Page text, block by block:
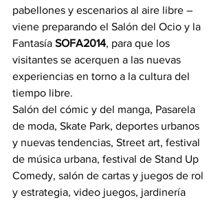
pabellones y escenarios al aire libre –
viene preparando el Salón del Ocio y la
Fantasía SOFA2014, para que los
visitantes se acerquen a las nuevas
experiencias en torno a la cultura del
tiempo libre.
Salón del cómic y del manga, Pasarela
de moda, Skate Park, deportes urbanos
y nuevas tendencias, Street art, festival
de música urbana, festival de Stand Up
Comedy, salón de cartas y juegos de rol
y estrategia, video juegos, jardinería